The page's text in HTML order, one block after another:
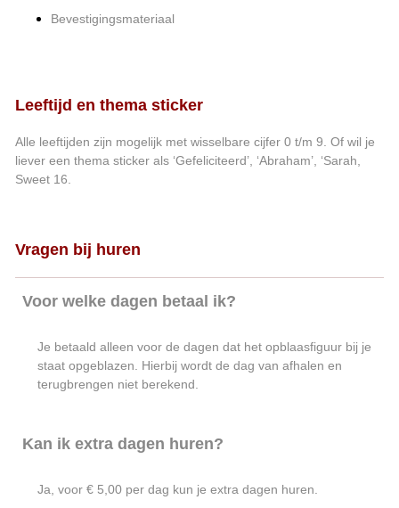
Bevestigingsmateriaal
Leeftijd en thema sticker
Alle leeftijden zijn mogelijk met wisselbare cijfer 0 t/m 9. Of wil je
liever een thema sticker als ‘Gefeliciteerd’, ‘Abraham’, ‘Sarah,
Sweet 16.
Vragen bij huren
Voor welke dagen betaal ik?
Je betaald alleen voor de dagen dat het opblaasfiguur bij je
staat opgeblazen. Hierbij wordt de dag van afhalen en
terugbrengen niet berekend.
Kan ik extra dagen huren?
Ja, voor € 5,00 per dag kun je extra dagen huren.